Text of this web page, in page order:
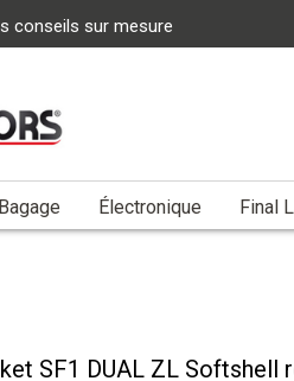
conseils sur mesure
Bagage Électronique Final
SF1 DUAL ZL Softshell